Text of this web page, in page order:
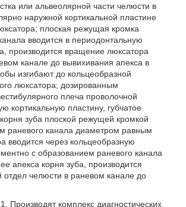
или альвеолярной части челюсти в
наружной кортикальной пластине
плоская режущая кромка
вводится в периодонтальную
производится вращение люксатора
канале до вывихивания апекса в
изгибают до кольцеобразной
люксатора; дозированным
плеча проволочной
кортикальную пластину, губчатое
зуба плоской режущей кромкой
раневого канала диаметром равным
вводится через кольцеобразную
с образованием раневого канала
апекса корня зуба, производится
челюсти в раневом канале до
комплекс диагностических